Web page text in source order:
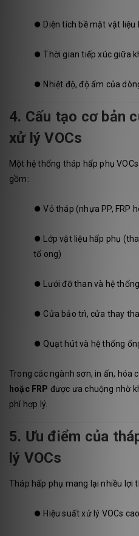
⏺️ Diện tích bề mặt vật liệu
⏺️Thời gian tiếp xúc giữa
⏺️ Nhiệt độ, độ ẩm của
4. Cấu tạo cơ bản
xử lý VOCs
Một hệ thống tháp hấp phụ
gồm:
⏺️Vỏ tháp (nhựa PP, FRP
⏺️ Lớp vật liệu hấp phụ
tổ ong)
⏺️ Lưới đỡ than và hệ
⏺️ Cửa bảo trì, cửa thay
⏺️ Quạt hút và hệ thống
Trong các ngành sơn, in ấn, hóa
hoặc FRP được ưa chuộng nhờ
phí hợp lý.
5. Ưu điểm của
lý VOCs
Tháp hấp phụ mang lại nhiều lợi
⏺️ Hiệu suất xử lý VOCs